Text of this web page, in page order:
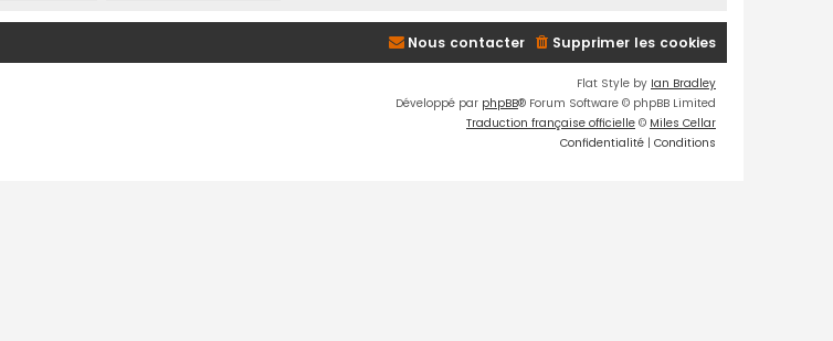
Supprimer les cookies
Nous contacter
Flat Style by Ian Bradley
Développé par phpBB® Forum Software © phpBB Limited
Traduction française officielle © Miles Cellar
Confidentialité | Conditions